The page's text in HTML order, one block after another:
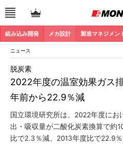
組み込み開発 メカ設計 製造マネジメン
ニュース
2022年度の温室効果ガス
年前から22.9％減
脱炭素
国立環境研究所は、2022年度にお
出・吸収量が二酸化炭素換算で約
比で2.3％減、2013年度比で22.9